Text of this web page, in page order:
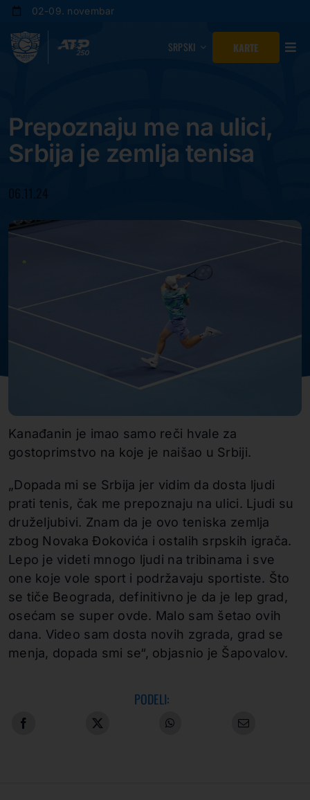
Skip
content
02-09. novembar
SRPSKI KARTE
Prepoznaju me na ulici,
Srbija je zemlja tenisa
Kanađanin je imao samo reči hvale za
gostoprimstvo na koje je naišao u Srbiji.
„Dopada mi se Srbija jer vidim da dosta ljudi
prati tenis, čak me prepoznaju na ulici. Ljudi su
druželjubivi. Znam da je ovo teniska zemlja
zbog Novaka Đokovića i ostalih srpskih igrača.
Lepo je videti mnogo ljudi na tribinama i sve
one koje vole sport i podržavaju sportiste. Što
se tiče Beograda, definitivno je da je lep grad,
osećam se super ovde. Malo sam šetao ovih
dana. Video sam dosta novih zgrada, grad se
menja, dopada smi se“, objasnio je Šapovalov.
PODELI: